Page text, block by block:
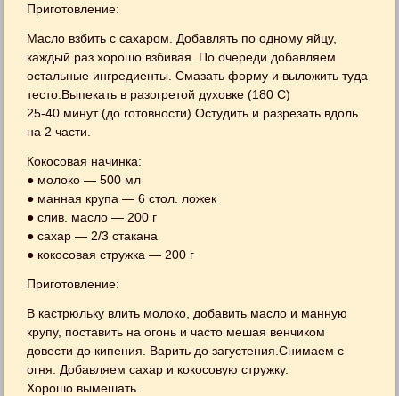
Приготовление:
Масло взбить с сахаром. Добавлять по одному яйцу,
каждый раз хорошо взбивая. По очереди добавляем
остальные ингредиенты. Смазать форму и выложить туда
тесто.Выпекать в разогретой духовке (180 С)
25-40 минут (до готовности) Остудить и разрезать вдоль
на 2 части.
Кокосовая начинка:
● молоко — 500 мл
● манная крупа — 6 стол. ложек
● слив. масло — 200 г
● сахар — 2/3 стакана
● кокосовая стружка — 200 г
Приготовление:
В кастрюльку влить молоко, добавить масло и манную
крупу, поставить на огонь и часто мешая венчиком
довести до кипения. Варить до загустения.Снимаем с
огня. Добавляем сахар и кокосовую стружку.
Хорошо вымешать.